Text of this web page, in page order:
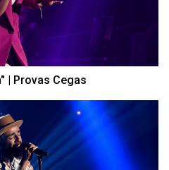
| Provas Cegas